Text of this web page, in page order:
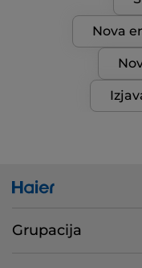
Nova
Grupacija